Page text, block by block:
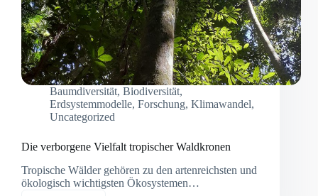
Baumdiversität, Biodiversität,
Erdsystemmodelle, Forschung, Klimawandel,
Uncategorized
Die verborgene Vielfalt tropischer Waldkronen
Tropische Wälder gehören zu den artenreichsten und
ökologisch wichtigsten Ökosystemen…